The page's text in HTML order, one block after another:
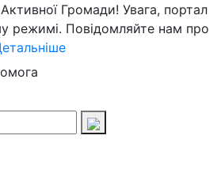
Громади! Увага, портал
режимі. Повідомляйте нам про